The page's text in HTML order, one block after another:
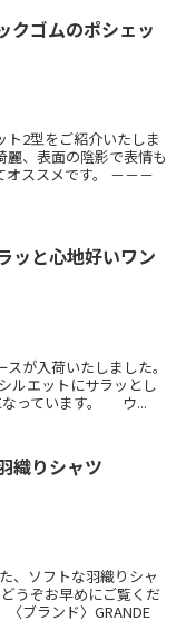
クゴムのポシェッ
2型をご紹介いたしま
麗、表面の陰影で表情も
ススメです。 －－－
ッと心地好いワン
が入荷いたしました。
ルエットにサラッとし
なっています。 ウ...
織りシャツ
、ソフトな羽織りシャ
うぞお早めにご覧くだ
ブランド〉GRANDE